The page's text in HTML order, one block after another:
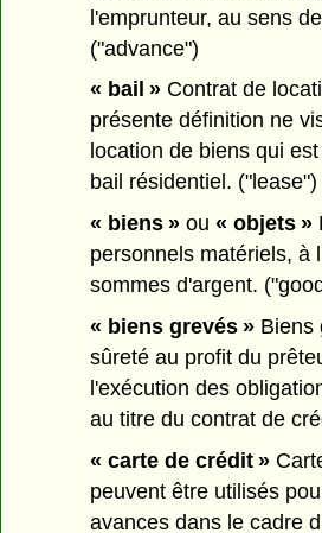
l'emprunteur, au sens
("advance")
« bail » Contrat de
présente définition ne
location de biens qui
bail résidentiel. ("lease")
« biens » ou« objets »
personnels matériels, à
sommes d'argent.
« biens grevés » Biens
sûreté au profit du
l'exécution des
au titre du contrat de
« carte de crédit »
peuvent être utilisés
avances dans le cadre